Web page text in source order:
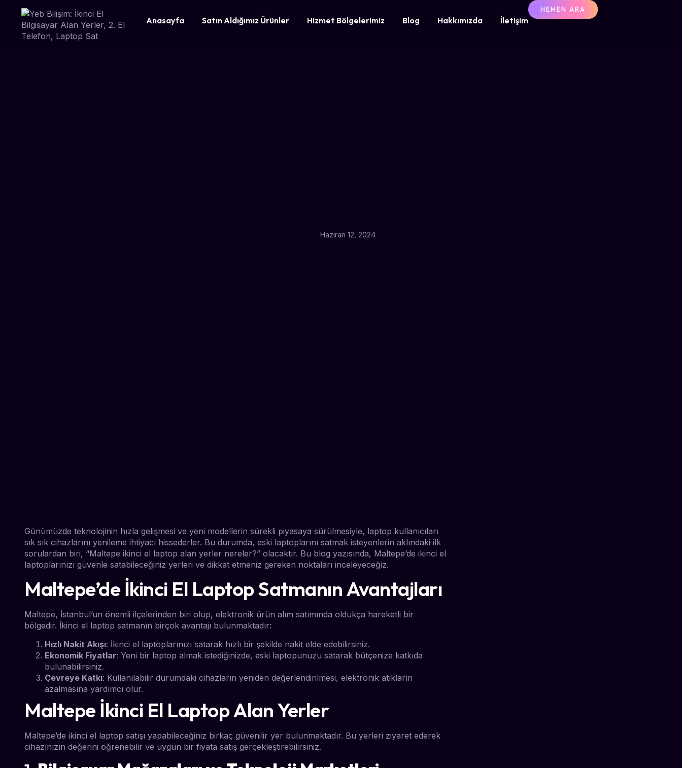
Anasayfa Satın Aldığımız Ürünler Hizmet Bölgelerimiz Blog Hakkımızda İletişim
HEMEN ARA
Haziran 12, 2024
Günümüzde teknolojinin hızla gelişmesi ve yeni modellerin sürekli piyasaya sürülmesiyle, laptop kullanıcıları
sık sık cihazlarını yenileme ihtiyacı hissederler. Bu durumda, eski laptoplarını satmak isteyenlerin aklındaki ilk
sorulardan biri, “Maltepe ikinci el laptop alan yerler nereler?” olacaktır. Bu blog yazısında, Maltepe’de ikinci el
laptoplarınızı güvenle satabileceğiniz yerleri ve dikkat etmeniz gereken noktaları inceleyeceğiz.
Maltepe’de İkinci El Laptop Satmanın Avantajları
Maltepe, İstanbul’un önemli ilçelerinden biri olup, elektronik ürün alım satımında oldukça hareketli bir
bölgedir. İkinci el laptop satmanın birçok avantajı bulunmaktadır:
Hızlı Nakit Akışı: İkinci el laptoplarınızı satarak hızlı bir şekilde nakit elde edebilirsiniz.
Ekonomik Fiyatlar: Yeni bir laptop almak istediğinizde, eski laptopunuzu satarak bütçenize katkıda
bulunabilirsiniz.
Çevreye Katkı: Kullanılabilir durumdaki cihazların yeniden değerlendirilmesi, elektronik atıkların
azalmasına yardımcı olur.
Maltepe İkinci El Laptop Alan Yerler
Maltepe’de ikinci el laptop satışı yapabileceğiniz birkaç güvenilir yer bulunmaktadır. Bu yerleri ziyaret ederek
cihazınızın değerini öğrenebilir ve uygun bir fiyata satış gerçekleştirebilirsiniz.